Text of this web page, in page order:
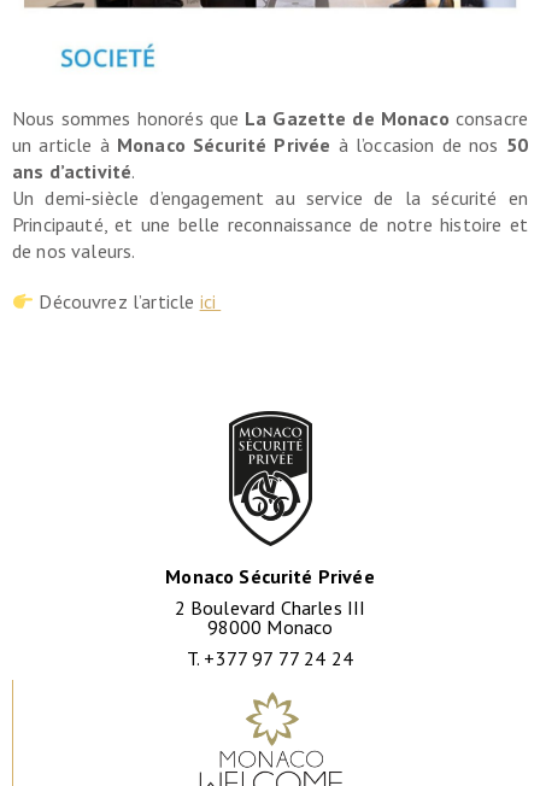
Nous sommes honorés que La Gazette de Monaco consacre
un article à Monaco Sécurité Privée à l’occasion de nos 50
ans d’activité.
Un demi-siècle d’engagement au service de la sécurité en
Principauté, et une belle reconnaissance de notre histoire et
de nos valeurs.
Découvrez l’article ici
Monaco Sécurité Privée
2 Boulevard Charles III
98000 Monaco
T. +377 97 77 24 24